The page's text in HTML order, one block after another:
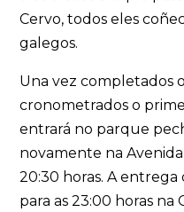
Cervo, todos eles
galegos.
Una vez completados
cronometrados o
entrará no parque
novamente na
20:30 horas. A
para as 23:00 horas na